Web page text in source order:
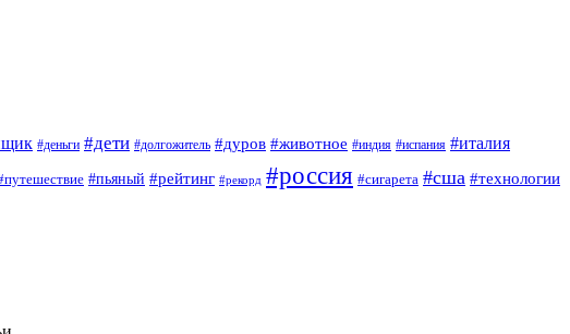
#деньги #дети #долгожитель #дуров #животное #индия #испания #италия
#пьяный #рейтинг #рекорд #россия #сигарета #сша #технологии